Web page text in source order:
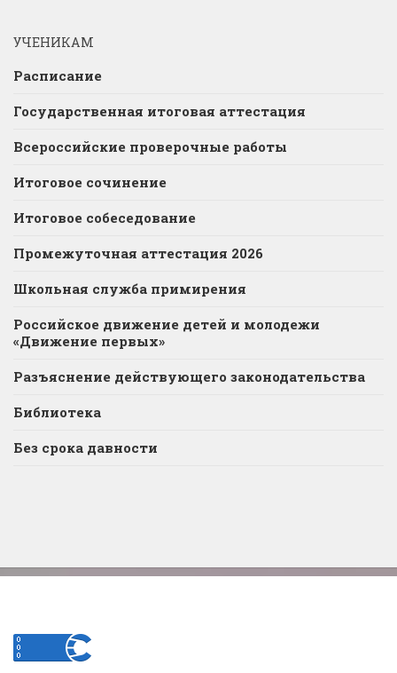
УЧЕНИКАМ
Расписание
Государственная итоговая аттестация
Всероссийские проверочные работы
Итоговое сочинение
Итоговое собеседование
Промежуточная аттестация 2026
Школьная служба примирения
Российское движение детей и молодежи
«Движение первых»
Разъяснение действующего законодательства
Библиотека
Без срока давности